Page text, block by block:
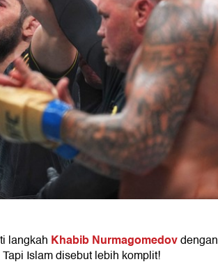
langkah Khabib Nurmagomedovdengan
Tapi Islam disebut lebih komplit!